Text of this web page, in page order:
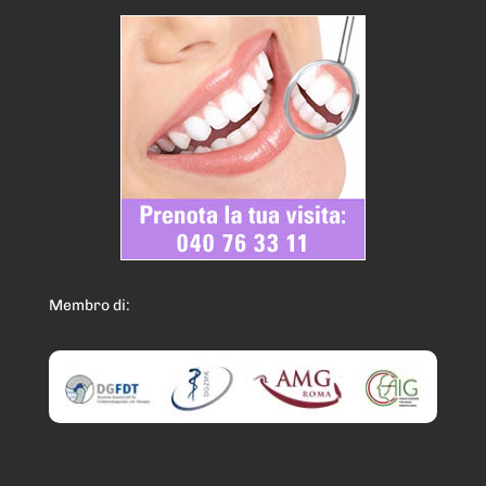
paziente sono tra le doti che più mi hanno
favorevolmente impressionato sia per
quanto concerne il Dr.Fischer e sia per
quanto riguarda tutto lo Studio e tutto il
team. Tutti sono molto gentili e attenti alle
esigenze. La strumentazione e le
metodologie sono aggiornate, la pulizia
regna sovrana ovunque e tutto l'ambiente è
molto accogliente. Riconoscente per quanto
staff e auguro buon Natale e buona fine
Maria Cis
MARIA CISEKIo col
dott.Fischer ho fatto un lavoro impegnativo
Membro di: